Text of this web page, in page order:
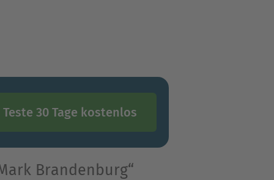
Teste 30 Tage kostenlos
Brandenburg“